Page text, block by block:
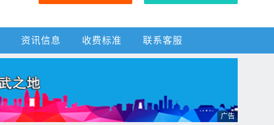
资讯信息 收费标准 联系客服